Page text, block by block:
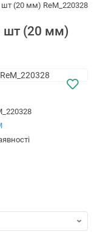
шт (20 мм) ReM_220328
шт (20 мм)